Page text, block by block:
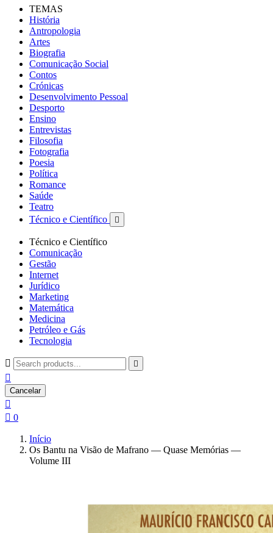
TEMAS
História
Antropologia
Artes
Biografia
Comunicação Social
Contos
Crónicas
Desenvolvimento Pessoal
Desporto
Ensino
Entrevistas
Filosofia
Fotografia
Poesia
Política
Romance
Saúde
Teatro
Técnico e Científico

Técnico e Científico
Comunicação
Gestão
Internet
Jurídico
Marketing
Matemática
Medicina
Petróleo e Gás
Tecnologia
 

Cancelar

 0
Início
Os Bantu na Visão de Mafrano — Quase Memórias —
Volume III